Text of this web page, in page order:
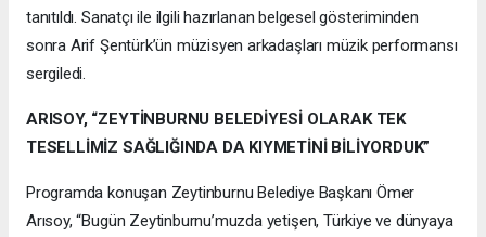
tanıtıldı. Sanatçı ile ilgili hazırlanan belgesel gösteriminden
sonra Arif Şentürk’ün müzisyen arkadaşları müzik performansı
sergiledi.
ARISOY, “ZEYTİNBURNU BELEDİYESİ OLARAK TEK
TESELLİMİZ SAĞLIĞINDA DA KIYMETİNİ BİLİYORDUK”
Programda konuşan Zeytinburnu Belediye Başkanı Ömer
Arısoy, “Bugün Zeytinburnu’muzda yetişen, Türkiye ve dünyaya